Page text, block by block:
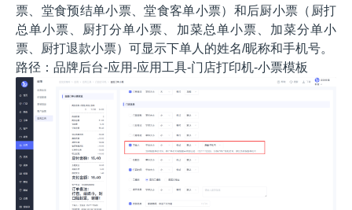
票、堂食预结单小票、堂食客单小票）和后厨小票（厨打
总单小票、厨打分单小票、加菜总单小票、加菜分单小
票、厨打退款小票）可显示下单人的姓名/昵称和手机号。
路径：品牌后台-应用-应用工具-门店打印机-小票模板